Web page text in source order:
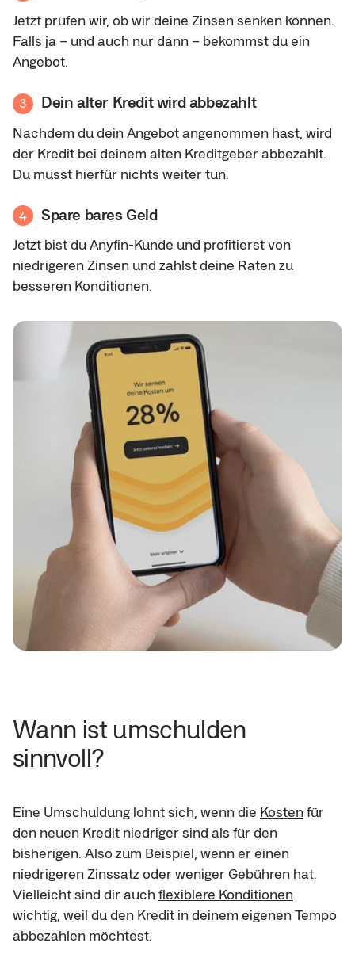
Jetzt prüfen wir, ob wir deine Zinsen senken können.
Falls ja – und auch nur dann – bekommst du ein
Angebot.
3 Dein alter Kredit wird abbezahlt
Nachdem du dein Angebot angenommen hast, wird
der Kredit bei deinem alten Kreditgeber abbezahlt.
Du musst hierfür nichts weiter tun.
4 Spare bares Geld
Jetzt bist du Anyfin-Kunde und profitierst von
niedrigeren Zinsen und zahlst deine Raten zu
besseren Konditionen.
Wann ist umschulden
sinnvoll?
Eine Umschuldung lohnt sich, wenn die Kosten für
den neuen Kredit niedriger sind als für den
bisherigen. Also zum Beispiel, wenn er einen
niedrigeren Zinssatz oder weniger Gebühren hat.
Vielleicht sind dir auch flexiblere Konditionen
wichtig, weil du den Kredit in deinem eigenen Tempo
abbezahlen möchtest.